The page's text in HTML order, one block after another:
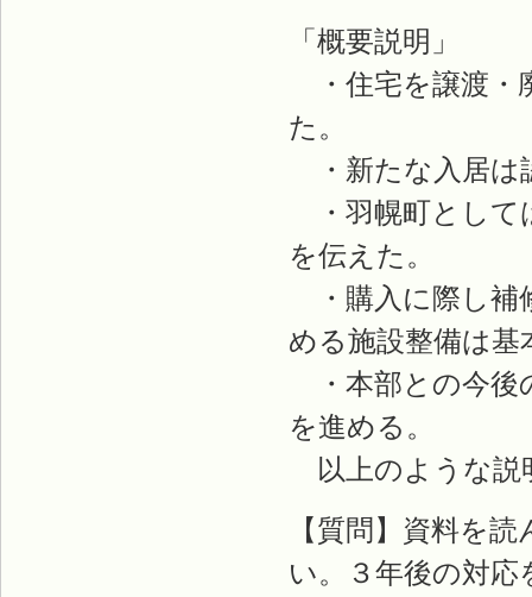
「概要説明」
・住宅を譲渡・
た。
・新たな入居は
・羽幌町として
を伝えた。
・購入に際し補
める施設整備は
・本部との今後
を進める。
以上のような説
【質問】資料を
い。３年後の対